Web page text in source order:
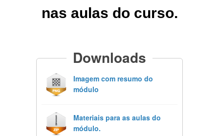
nas aulas do curso.
Downloads
Imagem com resumo do
módulo
Materiais para as aulas do
módulo.